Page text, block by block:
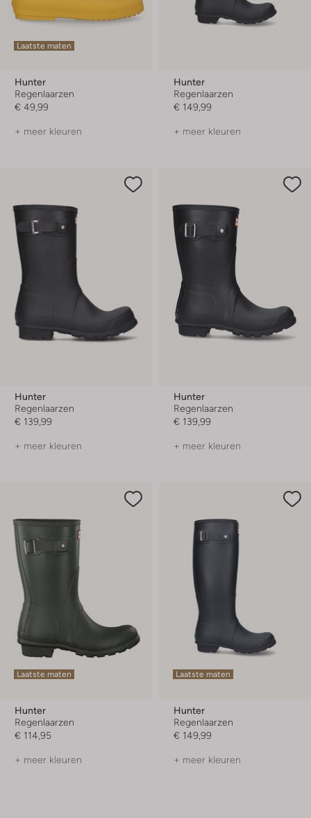
Laatste maten
Hunter
Regenlaarzen
€ 49,99
+ meer kleuren
Hunter
Regenlaarzen
€ 149,99
+ meer kleuren
Hunter
Regenlaarzen
€ 139,99
+ meer kleuren
Hunter
Regenlaarzen
€ 139,99
+ meer kleuren
Laatste maten
Hunter
Regenlaarzen
€ 114,95
+ meer kleuren
Laatste maten
Hunter
Regenlaarzen
€ 149,99
+ meer kleuren